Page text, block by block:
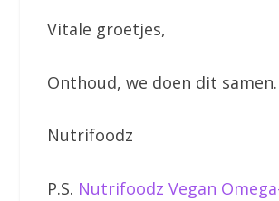
Vitale groetjes,
Onthoud, we doen dit samen.
Nutrifoodz
P.S. Nutrifoodz Vegan